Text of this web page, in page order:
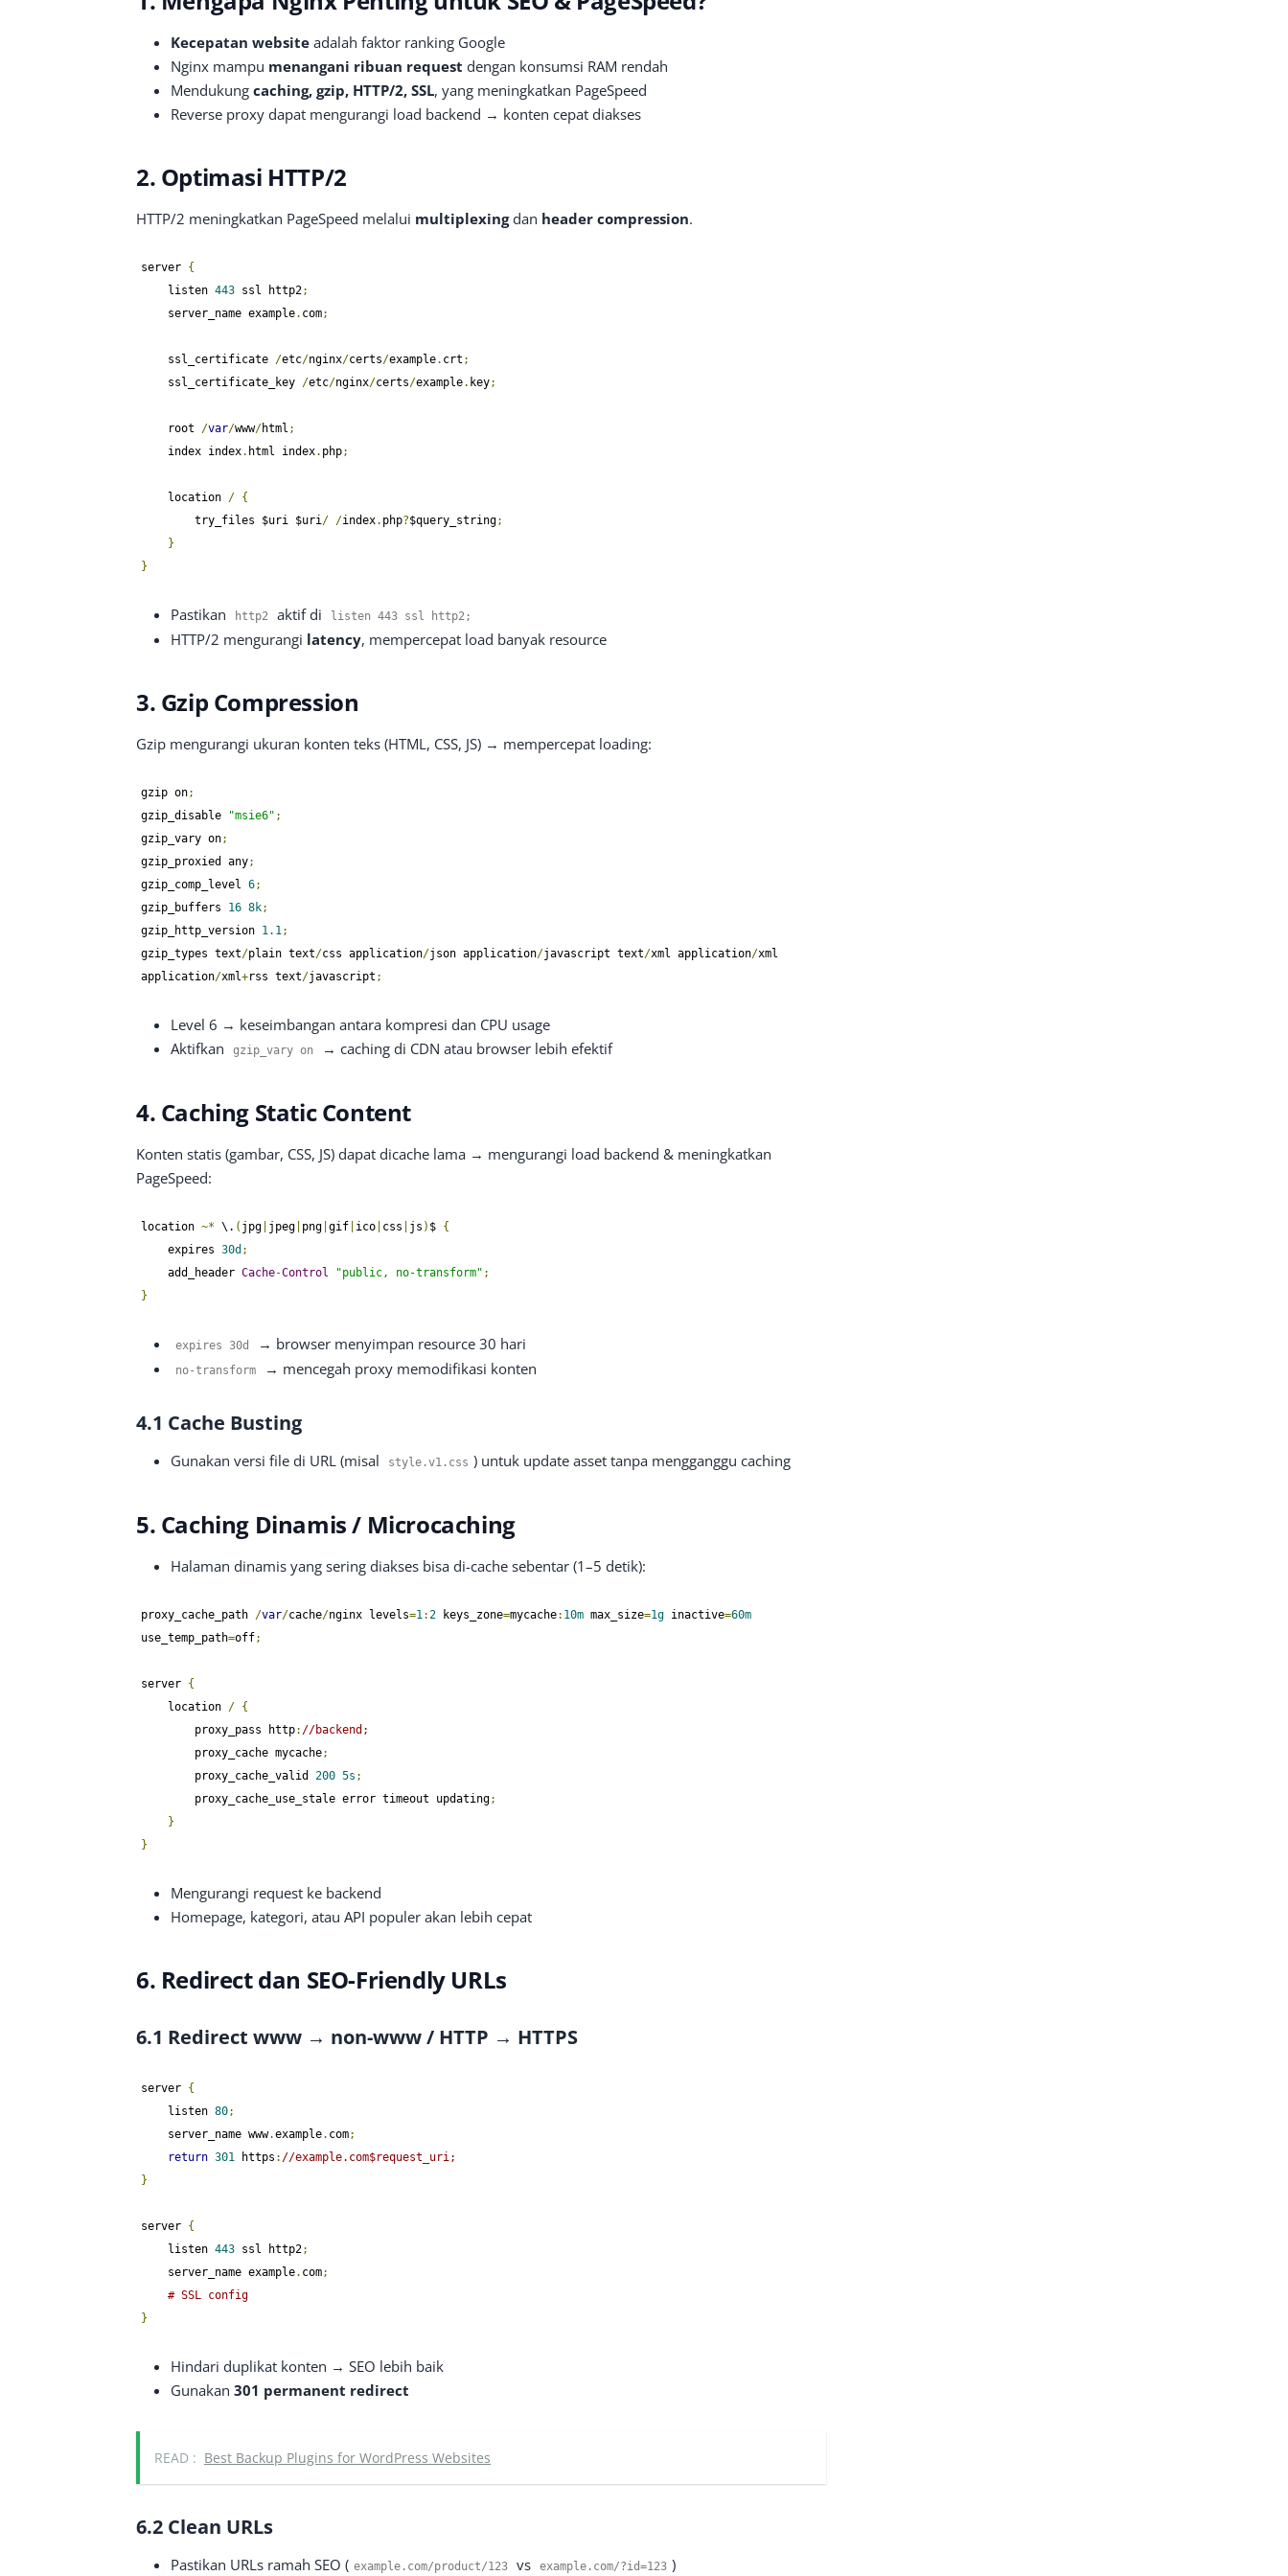
Kecepatan website adalah faktor ranking Google
Nginx mampu menangani ribuan request dengan konsumsi RAM rendah
Mendukung caching, gzip, HTTP/2, SSL, yang meningkatkan PageSpeed
Reverse proxy dapat mengurangi load backend → konten cepat diakses
2. Optimasi HTTP/2
HTTP/2 meningkatkan PageSpeed melalui multiplexingdan header compression.
server {
    listen
443 ssl http2;
    server_name example
. com;
    ssl_certificate
/etc/nginx/certs/example. crt ;
    ssl_certificate_key
/etc/nginx/certs/example. key;
    root
/var/www/html ;
    index index
. html index. php;
    location
/ {
        try_files $uri $uri
/ /index. php?$query_string;
}
}
Pastikan http2 aktif di listen 443 ssl http2;
HTTP/2 mengurangi latency, mempercepat load banyak resource
3. Gzip Compression
Gzip mengurangi ukuran konten teks (HTML, CSS, JS) → mempercepat loading:
gzip on;
gzip_disable
"msie6" ;
gzip_vary on;
gzip_proxied any;
gzip_comp_level 6;
gzip_buffers 16 8k;
gzip_http_version 1.1;
gzip_types text/plain text/css application/json application/javascript text/xml application/xml
application/xml+rss text/javascript ;
Level 6 → keseimbangan antara kompresi dan CPU usage
Aktifkan
gzip_vary on → caching di CDN atau browser lebih efektif
4. Caching Static Content
Konten statis (gambar, CSS, JS) dapat dicache lama → mengurangi load backend & meningkatkan
PageSpeed:
location ~* \. ( jpg jpeg png gif ico css js ) $ {
    expires
30d ;
    add_header
Cache-Control "public, no-transform" ;
}
expires 30d → browser menyimpan resource 30 hari
no-transform → mencegah proxy memodifikasi konten
4.1 Cache Busting
Gunakan versi file di URL (misal style .v1 . css ) untuk update asset tanpa mengganggu caching
5. Caching Dinamis / Microcaching
Halaman dinamis yang sering diakses bisa di-cache sebentar (1–5 detik):
proxy_cache_path /var/cache/nginx levels=1:2 keys_zone=mycache: 10m max_size=1g inactive=60m
use_temp_path=off;
server {
    location
/ {
        proxy_pass http
: //backend;
        proxy_cache mycache
;
        proxy_cache_valid
200 5s ;
        proxy_cache_use_stale error timeout updating
;
}
}
Mengurangi request ke backend
Homepage, kategori, atau API populer akan lebih cepat
6. Redirect dan SEO-Friendly URLs
6.1 Redirect www → non-www / HTTP → HTTPS
server {
    listen
80;
    server_name www
.example. com;
return 301 https : //example.com$request_uri;
}
server {
    listen
443 ssl http2;
    server_name example
. com;
# SSL config
}
Hindari duplikat konten → SEO lebih baik
Gunakan 301 permanent redirect
READ : Best Backup Plugins for WordPress Websites
6.2 Clean URLs
Pastikan URLs ramah SEO ( example . com/product/123 vs example . com/?id=123 )